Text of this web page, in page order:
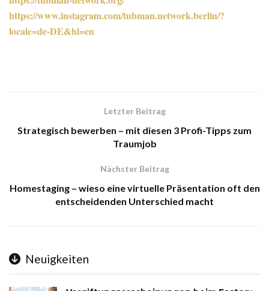
https://www.instagram.com/tubman.network.berlin/?
locale=de-DE&hl=en
Letzter Beitrag
Strategisch bewerben – mit diesen 3 Profi-Tipps zum
Traumjob
Nächster Beitrag
Homestaging – wieso eine virtuelle Präsentation oft den
entscheidenden Unterschied macht
Neuigkeiten